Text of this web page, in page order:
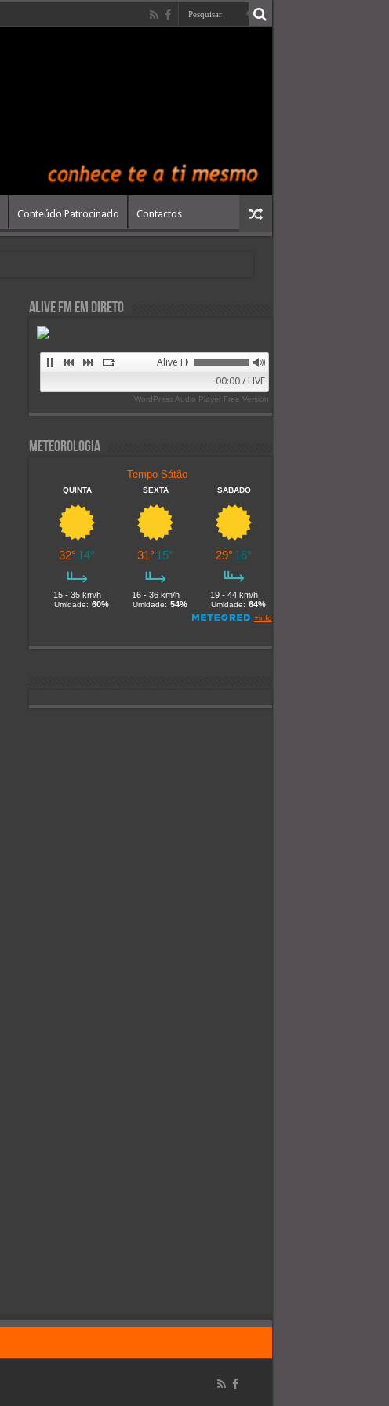
Conteúdo Patrocinado Contactos
Alive FM em Direto
Alive FM 89.9
00:00 / LIVE
WordPress Audio Player Free Version
Meteorologia